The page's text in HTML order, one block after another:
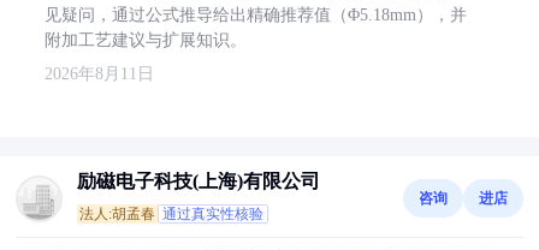
见疑问，通过公式推导给出精确推荐值（Φ5.18mm），并
附加工艺建议与扩展知识。
2026年8月11日
励磁电子科技(上海)有限公司
法人:胡孟春 通过真实性核验
咨询 进店